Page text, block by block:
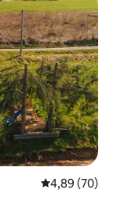
Середня
4,89 (70)